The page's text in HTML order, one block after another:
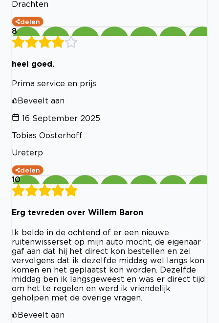
Drachten
delen
8
heel goed.
Prima service en prijs
Beveelt aan
16 September 2025
Tobias Oosterhoff
Ureterp
delen
10
Erg tevreden over Willem Baron
Ik belde in de ochtend of er een nieuwe
ruitenwisserset op mijn auto mocht, de eigenaar
gaf aan dat hij het direct kon bestellen en zei
vervolgens dat ik dezelfde middag wel langs kon
komen en het geplaatst kon worden. Dezelfde
middag ben ik langsgeweest en was er direct tijd
om het te regelen en werd ik vriendelijk
geholpen met de overige vragen.
Beveelt aan